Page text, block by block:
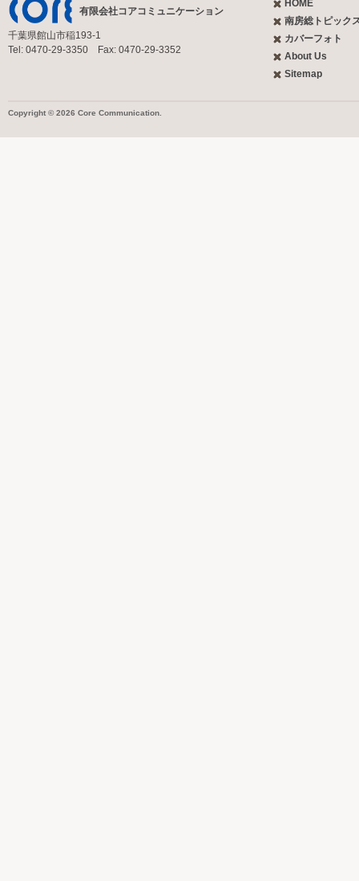
有限会社コアコミュニケーション
千葉県館山市稲193-1
Tel: 0470-29-3350 Fax: 0470-29-3352
HOME
南房総トピック
カバーフォト
About Us
Sitemap
Copyright © 2026 Core Communication.